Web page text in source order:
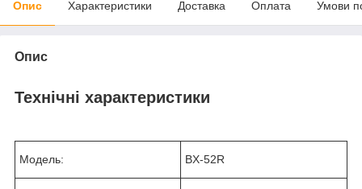
Опис Характеристики Доставка Оплата Умови
Опис
Технічні характеристики
Модель: BX-52R